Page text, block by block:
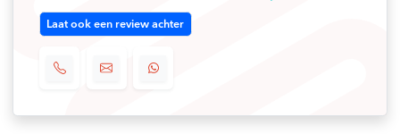
Laat ook een review achter